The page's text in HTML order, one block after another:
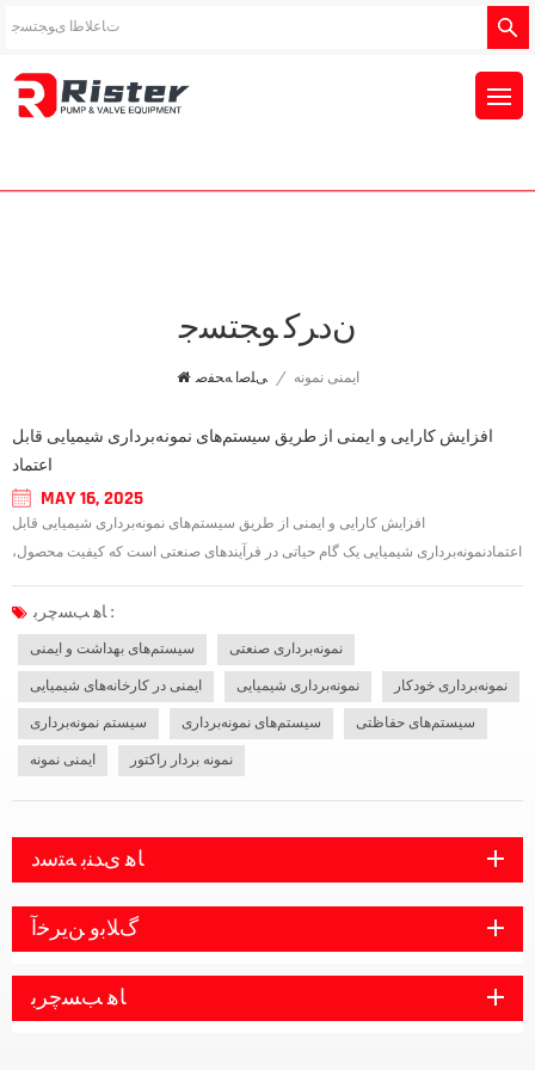
ﻥﺩﺮﮐ ﻮﺠﺘﺴﺟ
ﯽﻠﺻﺍ ﻪﺤﻔﺻ / ایمنی نمونه
افزایش کارایی و ایمنی از طریق سیستم‌های نمونه‌برداری شیمیایی قابل
اعتماد
MAY 16, 2025
افزایش کارایی و ایمنی از طریق سیستم‌های نمونه‌برداری شیمیایی قابل
اعتمادنمونه‌برداری شیمیایی یک گام حیاتی در فرآیندهای صنعتی است که کیفیت محصول،
ﺎﻫ ﺐﺴﭼﺮﺑ :
سیستم‌های بهداشت و ایمنی نمونه‌برداری صنعتی
ایمنی در کارخانه‌های شیمیایی نمونه‌برداری شیمیایی نمونه‌برداری خودکار
سیستم نمونه‌برداری سیستم‌های نمونه‌برداری سیستم‌های حفاظتی
ایمنی نمونه نمونه بردار راکتور
ﺎﻫ ﯼﺪﻨﺑ ﻪﺘﺳﺩ
ﮒﻼ ﺑﻭ ﻦﯾﺮﺧﺁ
ﺎﻫ ﺐﺴﭼﺮﺑ